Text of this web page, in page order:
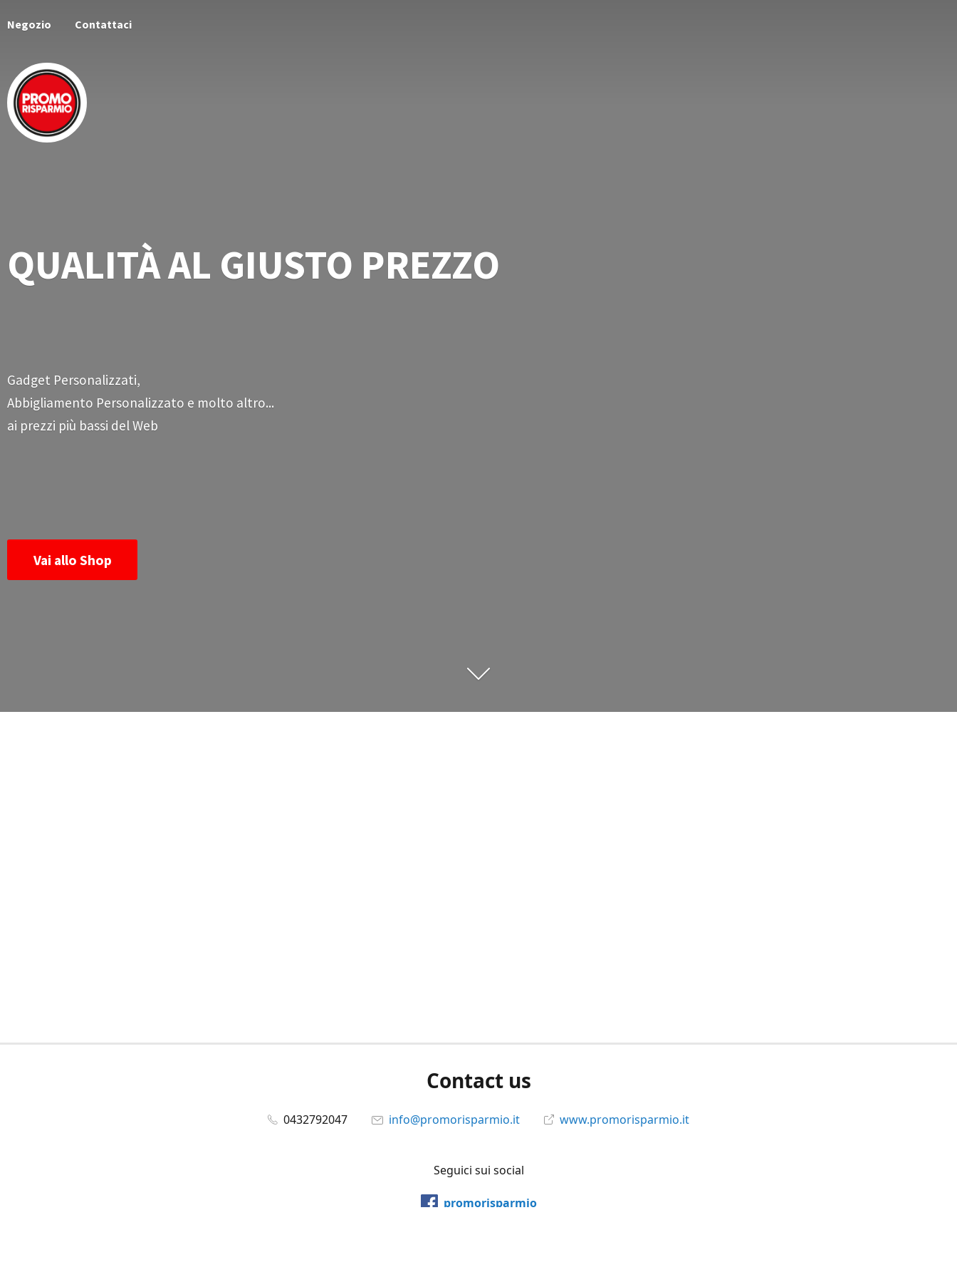
Negozio Contattaci
QUALITÀ AL GIUSTO PREZZO
Gadget Personalizzati,
Abbigliamento Personalizzato e molto altro...
ai prezzi più bassi del Web
Vai allo Shop
Contact us
0432792047 info@promorisparmio.it www.promorisparmio.it
Seguici sui social
promorisparmio